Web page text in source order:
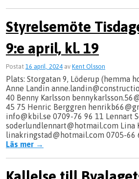
Styrelsemöte
9:e april, kl. 19
Postat 16 april, 2024 av Kent Olsson
Plats: Storgatan 9, Löderup (hemma
Anne Landin
40 Benny Karlsson
45 75 Henric Berggren
info@kbil.se 0709-76 96 11 Lennart
soderlundlennart@hotmail.com Lina
linakringstad@hotmail.com 0705-66
Läs mer →